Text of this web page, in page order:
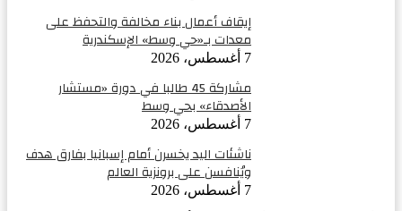
إيقاف أعمال بناء مخالفة والتحفظ على
معدات بـ«حي وسط» الإسكندرية
7 أغسطس، 2026
مشاركة 45 طالبا في دورة «مستشار
الأصدقاء» بحي وسط
7 أغسطس، 2026
ناشئات اليد يخسرن أمام إسبانيا بفارق هدف
ويُنافسن على برونزية العالم
7 أغسطس، 2026